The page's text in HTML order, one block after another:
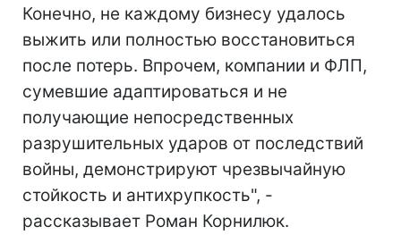
Конечно, не каждому бизнесу удалось
выжить или полностью восстановиться
после потерь. Впрочем, компании и ФЛП,
сумевшие адаптироваться и не
получающие непосредственных
разрушительных ударов от последствий
войны, демонстрируют чрезвычайную
стойкость и антихрупкость", -
рассказывает Роман Корнилюк.